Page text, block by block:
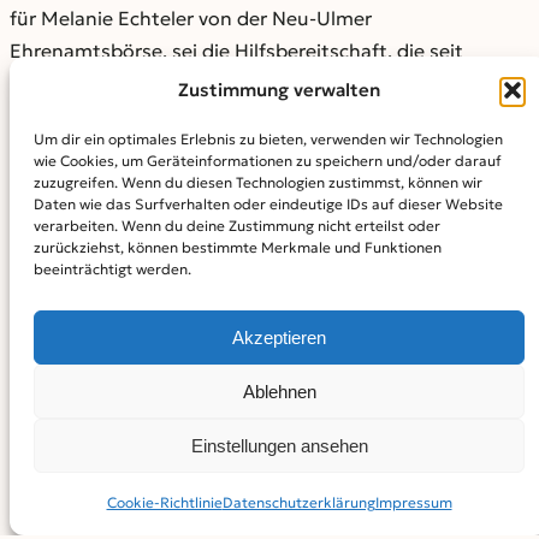
Zustimmung verwalten
Um dir ein optimales Erlebnis zu bieten, verwenden wir Technologien
wie Cookies, um Geräteinformationen zu speichern und/oder darauf
zuzugreifen. Wenn du diesen Technologien zustimmst, können wir
Daten wie das Surfverhalten oder eindeutige IDs auf dieser Website
verarbeiten. Wenn du deine Zustimmung nicht erteilst oder
zurückziehst, können bestimmte Merkmale und Funktionen
beeinträchtigt werden.
Akzeptieren
Ablehnen
Einstellungen ansehen
Cookie-RichtlinieDatenschutz­erklärungImpressum
für Melanie Echteler von der Neu-Ulmer
Ehrenamtsbörse, sei die Hilfsbereitschaft, die seit
Beginn der Pandemie in der Stadt deutlich sichtbar
Bereits im Sommer hatte die Stadt zusammen mit der
Ehrenamtsbörse mehr als 900 Dankeschön-Taschen an
ehrenamtlich Engagierte in der Corona-Krise verteilt.
Gefüllt waren die Taschen mit Dingen zum Selbstschutz,
Desinfektionsmittel. Aber auch Produkte für die
Selbstfürsorge, wie Handcreme oder Nervennahrung,
Möglich gemacht hat die Dankeschön-Aktion der
Geld zur Verfügung gestellt, das für soziale